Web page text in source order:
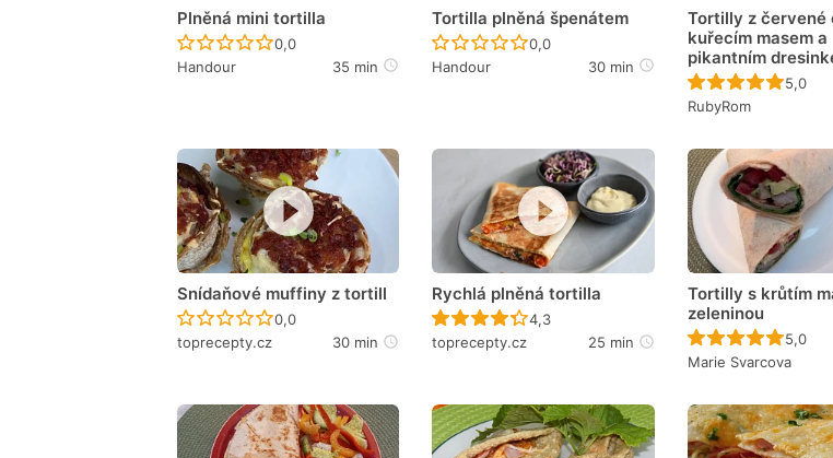
Plněná mini tortilla
Recept ještě nebyl hodnocen
0,0
Handour
35 min
Tortilla plněná špenátem
Recept ještě nebyl hodnocen
0,0
Handour
30 min
Tortilly z červené
kuřecím masem a
pikantním
5,0
RubyRom
Snídaňové muffiny z tortill
Recept ještě nebyl hodnocen
0,0
toprecepty.cz
30 min
Rychlá plněná tortilla
Recept ještě nebyl hodnocen
4,3
toprecepty.cz
25 min
Tortilly s krůtím
zeleninou
5,0
Marie Svarcova